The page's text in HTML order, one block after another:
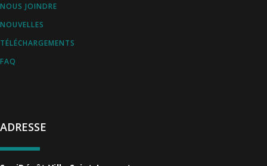
ADRESSE
NOUS JOINDRE
NOUVELLES
TÉLÉCHARGEMENTS
FAQ